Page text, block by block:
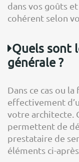
dans vos goûts
cohérent selon
Quels sont
générale ?
Dans ce cas ou
effectivement
votre architecte.
permettent de
prestataire de
éléments ci-